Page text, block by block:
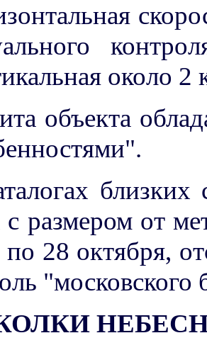
около 2
объекта
с размером от
28 октября,
"московского